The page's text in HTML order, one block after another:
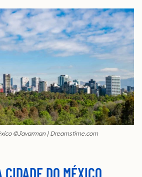
©Javarman | Dreamstime.com
DO MÉXICO